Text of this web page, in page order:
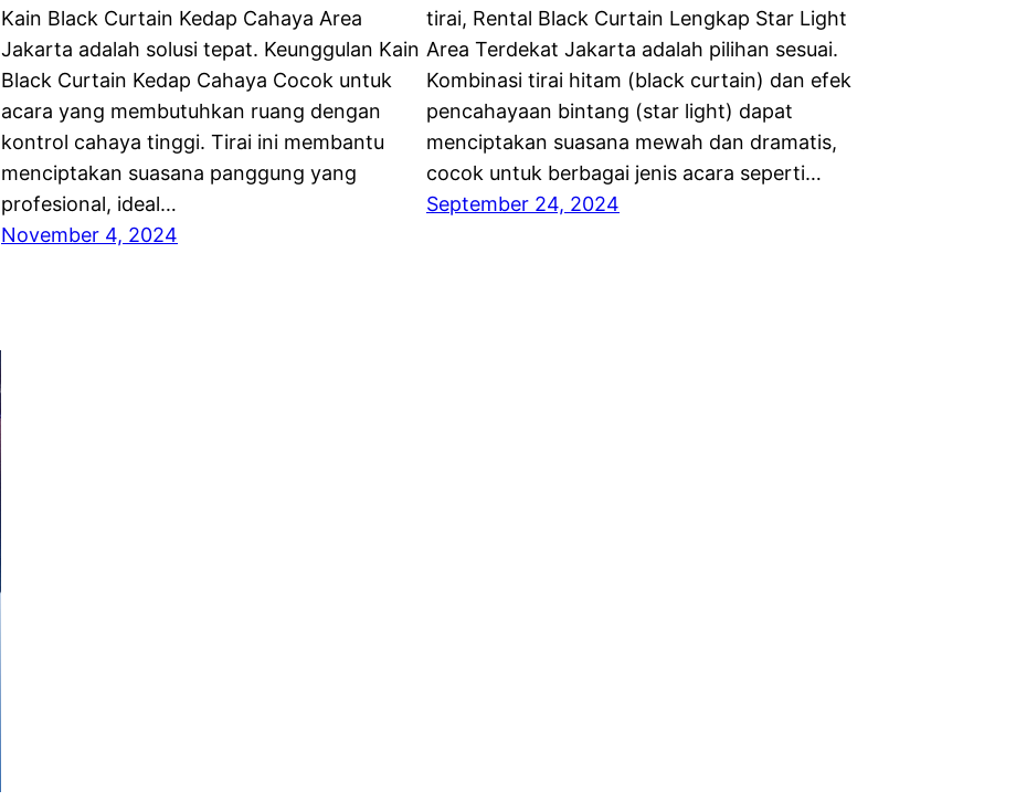
Kain Black Curtain Kedap Cahaya Area
Jakarta adalah solusi tepat. Keunggulan Kain
Black Curtain Kedap Cahaya Cocok untuk
acara yang membutuhkan ruang dengan
kontrol cahaya tinggi. Tirai ini membantu
menciptakan suasana panggung yang
profesional, ideal…
November 4, 2024
tirai, Rental Black Curtain Lengkap Star Light
Area Terdekat Jakarta adalah pilihan sesuai.
Kombinasi tirai hitam (black curtain) dan efek
pencahayaan bintang (star light) dapat
menciptakan suasana mewah dan dramatis,
cocok untuk berbagai jenis acara seperti…
September 24, 2024